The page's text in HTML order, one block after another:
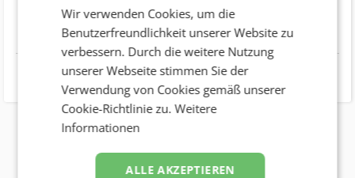
Telefonnummer
+43 (1) 11340660
Website http://www.drachenboote.at
Wir verwenden Cookies, um die
Benutzerfreundlichkeit unserer Website zu
verbessern. Durch die weitere Nutzung
unserer Webseite stimmen Sie der
Verwendung von Cookies gemäß unserer
Cookie-Richtlinie zu.Weitere
Informationen
ALLE AKZEPTIEREN